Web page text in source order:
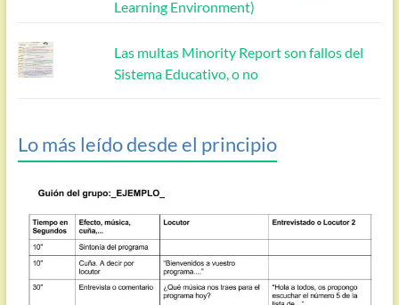
Learning Environment)
Las multas Minority Report son fallos del
Sistema Educativo, o no
Lo más leído desde el principio